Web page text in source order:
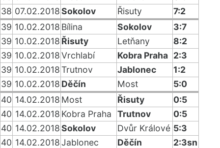
38 07.02.2018Sokolov Řisuty
7:2
39 10.02.2018 Bílina Sokolov
3:7
39 10.02.2018 Řisuty Letňany
8:2
39 10.02.2018Vrchlabí Kobra Praha 2:3
39 10.02.2018Trutnov Jablonec
1:2
39 10.02.2018 Děčín Most
5:0
40 14.02.2018 Most Řisuty
0:5
40 14.02.2018 Kobra Praha Trutnov
0:5
40 14.02.2018Sokolov Dvůr Králové 5:3
40 14.02.2018Jablonec Děčín
2:3sn